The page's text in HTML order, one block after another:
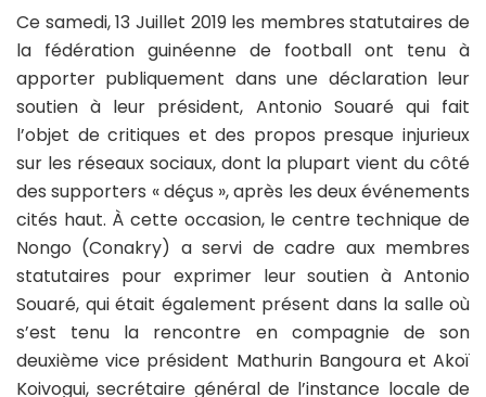
Ce samedi, 13 Juillet 2019 les membres statutaires de
la fédération guinéenne de football ont tenu à
apporter publiquement dans une déclaration leur
soutien à leur président, Antonio Souaré qui fait
l’objet de critiques et des propos presque injurieux
sur les réseaux sociaux, dont la plupart vient du côté
des supporters « déçus », après les deux événements
cités haut. À cette occasion, le centre technique de
Nongo (Conakry) a servi de cadre aux membres
statutaires pour exprimer leur soutien à Antonio
Souaré, qui était également présent dans la salle où
s’est tenu la rencontre en compagnie de son
deuxième vice président Mathurin Bangoura et Akoï
Koivogui, secrétaire général de l’instance locale de